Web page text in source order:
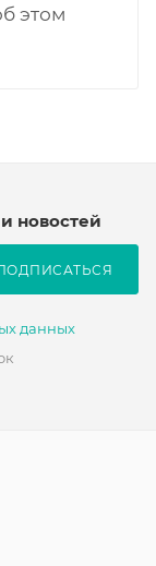
этом
новостей
данных